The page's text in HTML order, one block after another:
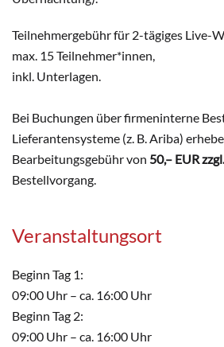
Teilnehmergebühr für 2-tägiges Live-
max. 15 Teilnehmer*innen,
inkl. Unterlagen.
Bei Buchungen über firmeninterne
Lieferantensysteme (z. B. Ariba)
Bearbeitungsgebühr von 50,– EUR
Bestellvorgang.
Veranstaltungsort
Beginn Tag 1:
09:00 Uhr – ca. 16:00 Uhr
Beginn Tag 2:
09:00 Uhr – ca. 16:00 Uhr